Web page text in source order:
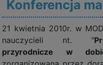
Konferencja
21 kwietnia 2010r. w
nauczycieli nt. "
przyrodnicze w